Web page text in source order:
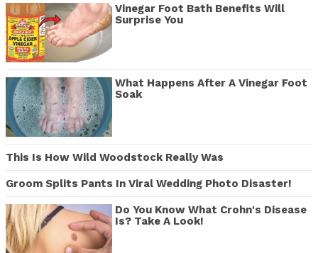
Vinegar Foot Bath Benefits Will
Surprise You
What Happens After A Vinegar Foot
Soak
This Is How Wild Woodstock Really Was
Groom Splits Pants In Viral Wedding Photo Disaster!
Do You Know What Crohn's Disease
Is? Take A Look!